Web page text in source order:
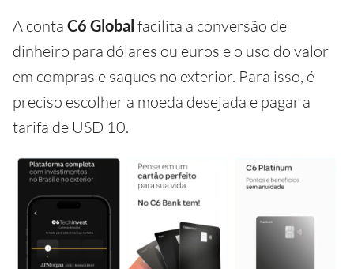
A conta C6 Global facilita a conversão de
dinheiro para dólares ou euros e o uso do valor
em compras e saques no exterior. Para isso, é
preciso escolher a moeda desejada e pagar a
tarifa de USD 10.